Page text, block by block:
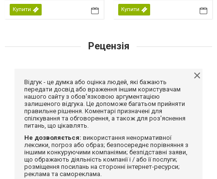
Купити Купити
Рецензія
Відгук - це думка або оцінка людей, які бажають
передати досвід або враження іншим користувачам
нашого сайту з обов'язковою аргументацією
залишеного відгука. Це допоможе багатьом прийняти
правильне рішення. Коментарі призначені для
спілкування та обговорення, а також для роз'яснення
питань, що цікавлять.
Не дозволяється: використання ненормативної
лексики, погроз або образ; безпосереднє порівняння з
іншими конкуруючими компаніями; безпідставні заяви,
що ображають діяльність компанії і / або її послуги;
розміщення посилань на сторонні інтернет-ресурси;
реклама та самореклама.